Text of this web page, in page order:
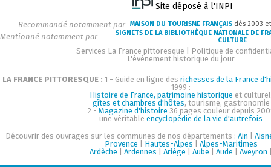
Site déposé à l'INPI
Recommandé notamment par MAISON DU TOURISME FRANÇAIS dès 2003
Mentionné notamment par
SIGNETS DE LA BIBLIOTHÈQUE NATIONALE DE
CULTURE
Services La France pittoresque
Politique de
L'événement historique du jour
LA FRANCE PITTORESQUE : 1 - Guide en ligne des richesses de la France
1999 :
Histoire de France, patrimoine historique et
gîtes et chambres d'hôtes, tourisme, gastronomie
2 - Magazine d'histoire 36 pages couleur depuis
une véritableencyclopédie de la vie d'autrefois
Découvrir des ouvrages sur les communes de nos départements :Ain |
Provence
Hautes-Alpes
Alpes-Maritimes
Ardèche |Ardennes |Ariège |Aube |Aude |Aveyron